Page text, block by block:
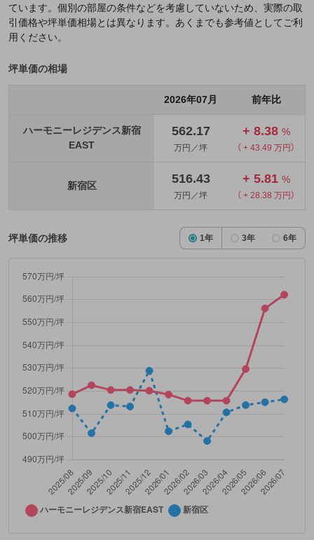
ています。個別の部屋の条件などを考慮していないため、実際の取
引価格や坪単価相場とは異なります。あくまでも参考値としてご利
用ください。
坪単価の相場
2026年07月 前年比
ハーモニーレジデンス新宿
EAST
562.17
万円／坪
+ 8.38 %
（ + 43.49 万円）
新宿区 516.43
万円／坪
+ 5.81 %
（ + 28.38 万円）
坪単価の推移 1年 3年 6年